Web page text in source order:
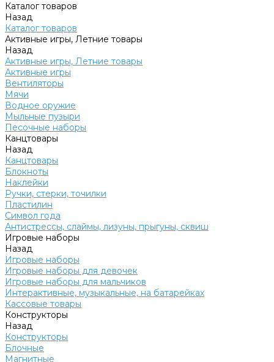
Каталог товаров
Назад
Каталог товаров
Активные игры, Летние товары
Назад
Активные игры, Летние товары
Активные игры
Вентиляторы
Мячи
Водное оружие
Мыльные пузыри
Песочные наборы
Канцтовары
Назад
Канцтовары
Блокноты
Наклейки
Ручки, стерки, точилки
Пластилин
Символ года
Антистрессы, слаймы, лизуны, прыгуны, сквиш
Игровые наборы
Назад
Игровые наборы
Игровые наборы для девочек
Игровые наборы для мальчиков
Интерактивные, музыкальные, на батарейках
Кассовые товары
Конструкторы
Назад
Конструкторы
Блочные
Магнитные